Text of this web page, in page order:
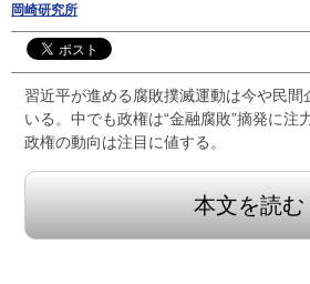
岡崎研究所
習近平が進める腐敗撲滅運動は今や民間
いる。中でも政権は“金融腐敗”摘発に注
政権の動向は注目に値する。
本文を読む